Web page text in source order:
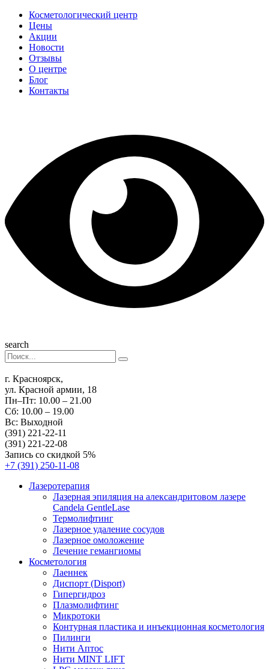
Косметологический центр
Цены
Акции
Новости
Отзывы
О центре
Блог
Контакты
search
г. Красноярск,
ул. Красной армии, 18
Пн–Пт: 10.00 – 21.00
Сб: 10.00 – 19.00
Вс: Выходной
(391) 221-22-11
(391) 221-22-08
Запись со скидкой 5%
+7 (391) 250-11-08
Лазеротерапия
Лазерная эпиляция на александритовом лазере
Candela GentleLase
Термолифтинг
Лазерное удаление сосудов
Лазерное омоложение
Лечение гемангиомы
Косметология
Лаеннек
Диспорт (Disport)
Гипергидроз
Плазмолифтинг
Микротоки
Контурная пластика и инъекционная косметология
Пилинги
Нити Аптос
Нити MINT LIFT